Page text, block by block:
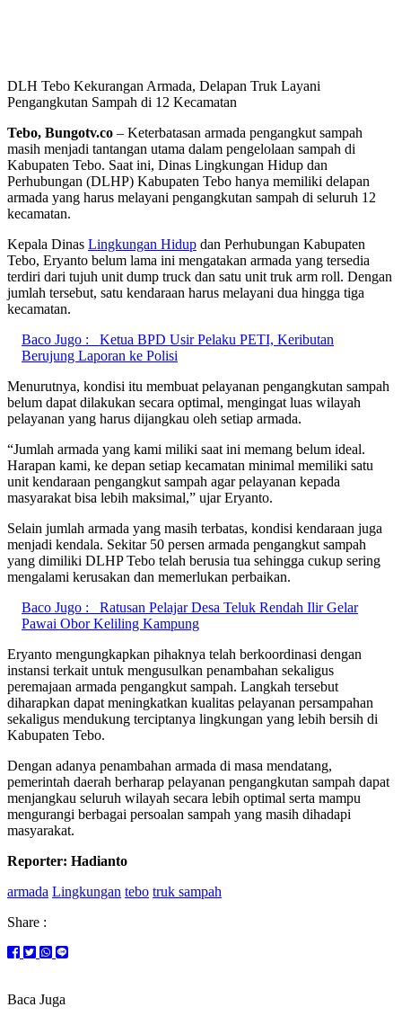
DLH Tebo Kekurangan Armada, Delapan Truk Layani
Pengangkutan Sampah di 12 Kecamatan
Tebo, Bungotv.co – Keterbatasan armada pengangkut sampah
masih menjadi tantangan utama dalam pengelolaan sampah di
Kabupaten Tebo. Saat ini, Dinas Lingkungan Hidup dan
Perhubungan (DLHP) Kabupaten Tebo hanya memiliki delapan
armada yang harus melayani pengangkutan sampah di seluruh 12
kecamatan.
Kepala Dinas Lingkungan Hidup dan Perhubungan Kabupaten
Tebo, Eryanto belum lama ini mengatakan armada yang tersedia
terdiri dari tujuh unit dump truck dan satu unit truk arm roll. Dengan
jumlah tersebut, satu kendaraan harus melayani dua hingga tiga
kecamatan.
Baco Jugo :
Ketua BPD Usir Pelaku PETI, Keributan
Berujung Laporan ke Polisi
Menurutnya, kondisi itu membuat pelayanan pengangkutan sampah
belum dapat dilakukan secara optimal, mengingat luas wilayah
pelayanan yang harus dijangkau oleh setiap armada.
“Jumlah armada yang kami miliki saat ini memang belum ideal.
Harapan kami, ke depan setiap kecamatan minimal memiliki satu
unit kendaraan pengangkut sampah agar pelayanan kepada
masyarakat bisa lebih maksimal,” ujar Eryanto.
Selain jumlah armada yang masih terbatas, kondisi kendaraan juga
menjadi kendala. Sekitar 50 persen armada pengangkut sampah
yang dimiliki DLHP Tebo telah berusia tua sehingga cukup sering
mengalami kerusakan dan memerlukan perbaikan.
Baco Jugo :
Ratusan Pelajar Desa Teluk Rendah Ilir Gelar
Pawai Obor Keliling Kampung
Eryanto mengungkapkan pihaknya telah berkoordinasi dengan
instansi terkait untuk mengusulkan penambahan sekaligus
peremajaan armada pengangkut sampah. Langkah tersebut
diharapkan dapat meningkatkan kualitas pelayanan persampahan
sekaligus mendukung terciptanya lingkungan yang lebih bersih di
Kabupaten Tebo.
Dengan adanya penambahan armada di masa mendatang,
pemerintah daerah berharap pelayanan pengangkutan sampah dapat
menjangkau seluruh wilayah secara lebih optimal serta mampu
mengurangi berbagai persoalan sampah yang masih dihadapi
masyarakat.
Reporter: Hadianto
armada Lingkungan tebo truk sampah
Share :
Baca Juga